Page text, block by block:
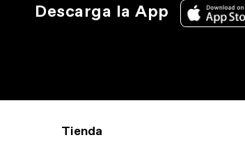
Descarga la App
Tienda